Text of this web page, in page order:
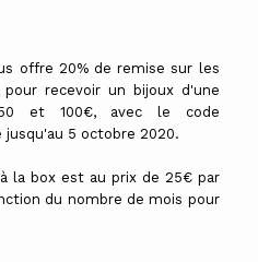
offre 20% de remise sur les
recevoir un bijoux d'une
et 100€, avec le code
jusqu'au 5 octobre 2020.
la box est au prix de 25€ par
du nombre de mois pour